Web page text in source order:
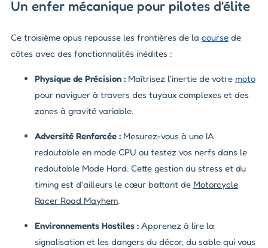
Un enfer mécanique pour pilotes d'élite
Ce troisième opus repousse les frontières de la course de
côtes avec des fonctionnalités inédites :
Physique de Précision : Maîtrisez l'inertie de votre moto
pour naviguer à travers des tuyaux complexes et des
zones à gravité variable.
Adversité Renforcée : Mesurez-vous à une IA
redoutable en mode CPU ou testez vos nerfs dans le
redoutable Mode Hard. Cette gestion du stress et du
timing est d'ailleurs le cœur battant de Motorcycle
Racer Road Mayhem.
Environnements Hostiles : Apprenez à lire la
signalisation et les dangers du décor, du sable qui vous